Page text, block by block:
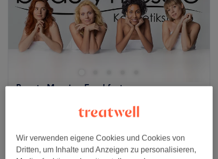
Beauty Mosaic - Frankfurt
Ostend, Frankfurt am Main
Auf Karte anzeigen
1 Std.
Wimpernlifting & Augenbrauenlifting
125 €
Wir verwenden eigene Cookies und Cookies von
Dritten, um Inhalte und Anzeigen zu personalisieren,